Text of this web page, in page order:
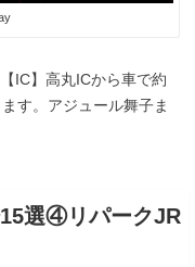
【IC】高丸ICから車で約
す。アジュール舞子ま
選④リパークJR